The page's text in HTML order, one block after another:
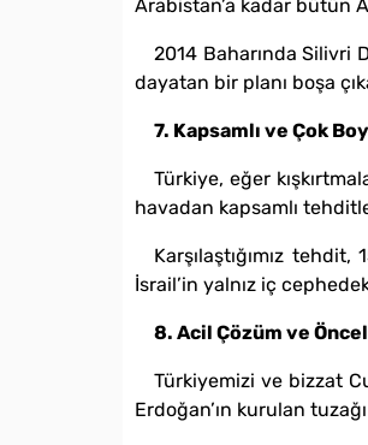
Arabistan’a kadar bütün
2014 Baharında Silivri
dayatan bir planı boşa
7. Kapsamlı ve Çok
Türkiye, eğer
havadan kapsamlı
Karşılaştığımız
İsrail’in yalnız iç
8. Acil Çözüm ve
Türkiyemizi ve bizzat
Erdoğan’ın kurulan